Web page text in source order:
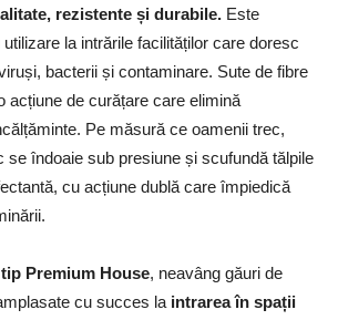
rezistente și durabile. Este
la intrările facilităților care doresc
bacterii și contaminare. Sute de fibre
acțiune de curățare care elimină
Pe măsură ce oamenii trec,
se îndoaie sub presiune și scufundă tălpile
cu acțiune dublă care împiedică
Premium House, neavâng găuri de
cu succes la intrarea în spații